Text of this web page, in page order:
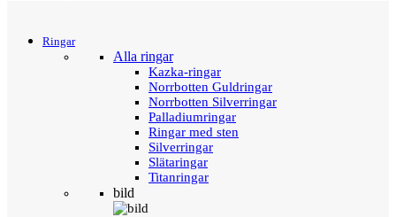
Ringar
Alla ringar
Kazka-ringar
Norrbotten Guldringar
Norrbotten Silverringar
Palladiumringar
Ringar med sten
Silverringar
Slätaringar
Titanringar
bild